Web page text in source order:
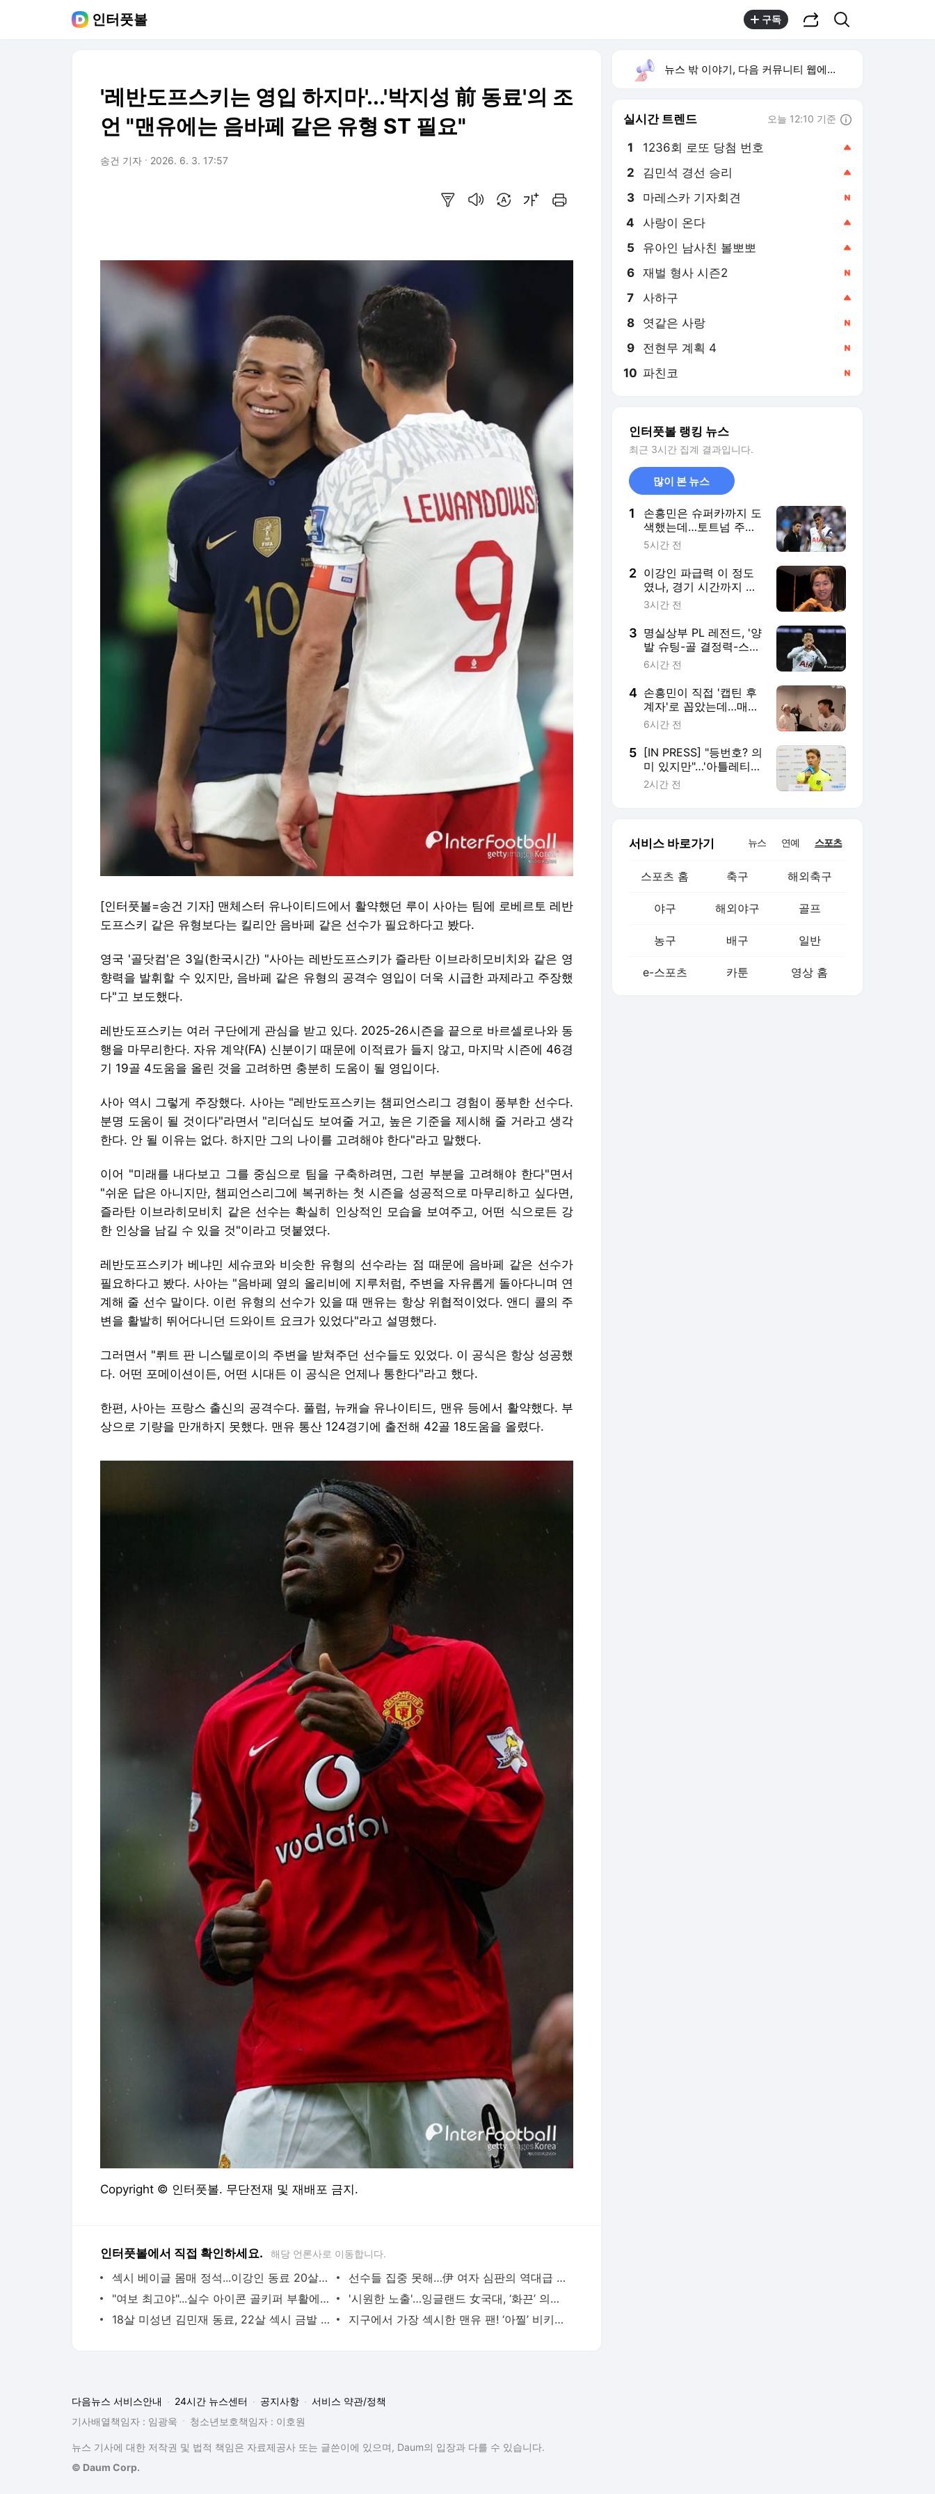
인터풋볼 구독
'레반도프스키는 영입 하지마'...'박지성 前 동료'의 조
언 "맨유에는 음바페 같은 유형 ST 필요"
송건 기자 2026. 6. 3. 17:57
[인터풋볼=송건 기자] 맨체스터 유나이티드에서 활약했던 루이 사아는 팀에 로베르토 레반
도프스키 같은 유형보다는 킬리안 음바페 같은 선수가 필요하다고 봤다.
영국 '골닷컴'은 3일(한국시간) "사아는 레반도프스키가 즐라탄 이브라히모비치와 같은 영
향력을 발휘할 수 있지만, 음바페 같은 유형의 공격수 영입이 더욱 시급한 과제라고 주장했
다"고 보도했다.
레반도프스키는 여러 구단에게 관심을 받고 있다. 2025-26시즌을 끝으로 바르셀로나와 동
행을 마무리한다. 자유 계약(FA) 신분이기 때문에 이적료가 들지 않고, 마지막 시즌에 46경
기 19골 4도움을 올린 것을 고려하면 충분히 도움이 될 영입이다.
사아 역시 그렇게 주장했다. 사아는 "레반도프스키는 챔피언스리그 경험이 풍부한 선수다.
분명 도움이 될 것이다"라면서 "리더십도 보여줄 거고, 높은 기준을 제시해 줄 거라고 생각
한다. 안 될 이유는 없다. 하지만 그의 나이를 고려해야 한다"라고 말했다.
이어 "미래를 내다보고 그를 중심으로 팀을 구축하려면, 그런 부분을 고려해야 한다"면서
"쉬운 답은 아니지만, 챔피언스리그에 복귀하는 첫 시즌을 성공적으로 마무리하고 싶다면,
즐라탄 이브라히모비치 같은 선수는 확실히 인상적인 모습을 보여주고, 어떤 식으로든 강
한 인상을 남길 수 있을 것"이라고 덧붙였다.
레반도프스키가 베냐민 세슈코와 비슷한 유형의 선수라는 점 때문에 음바페 같은 선수가
필요하다고 봤다. 사아는 "음바페 옆의 올리비에 지루처럼, 주변을 자유롭게 돌아다니며 연
계해 줄 선수 말이다. 이런 유형의 선수가 있을 때 맨유는 항상 위협적이었다. 앤디 콜의 주
변을 활발히 뛰어다니던 드와이트 요크가 있었다"라고 설명했다.
그러면서 "뤼트 판 니스텔로이의 주변을 받쳐주던 선수들도 있었다. 이 공식은 항상 성공했
다. 어떤 포메이션이든, 어떤 시대든 이 공식은 언제나 통한다"라고 했다.
한편, 사아는 프랑스 출신의 공격수다. 풀럼, 뉴캐슬 유나이티드, 맨유 등에서 활약했다. 부
상으로 기량을 만개하지 못했다. 맨유 통산 124경기에 출전해 42골 18도움을 올렸다.
Copyright © 인터풋볼. 무단전재 및 재배포 금지.
인터풋볼에서 직접 확인하세요. 해당 언론사로 이동합니다.
섹시 베이글 몸매 정석...이강인 동료 20살 애인 화제, 배우는 다르네 - 인터풋볼
선수들 집중 못해…伊 여자 심판의 역대급 ‘민망’ 비키니 - 인터풋볼
"여보 최고야"...실수 아이콘 골키퍼 부활에 섹시 리포터의 메시지 - 인터풋볼
'시원한 노출'…잉글랜드 女국대, ‘화끈’ 의상으로 화제 - 인터풋볼
18살 미성년 김민재 동료, 22살 섹시 금발 미녀와 충격 연애 - 인터풋볼
지구에서 가장 섹시한 맨유 팬! ‘아찔’ 비키니 셀카 화제 - 인터풋볼
뉴스 밖 이야기, 다음 커뮤니티 웹에서 보기
실시간 트렌드 오늘 12:10 기준
1 1236회 로또 당첨 번호
2 김민석 경선 승리
3 마레스카 기자회견
4 사랑이 온다
5 유아인 남사친 볼뽀뽀
6 재벌 형사 시즌2
7 사하구
8 엿같은 사랑
9 전현무 계획 4
10 파친코
인터풋볼 랭킹 뉴스
최근 3시간 집계 결과입니다.
많이 본 뉴스
1
손흥민은 슈퍼카까지 도
색했는데…토트넘 주장
로메로, '북런던 라이벌'
르테타가 강하게 영입
밀어붙이는 중"
5시간 전
2 이강인 파급력 이 정도
였나, 경기 시간까지 바
꾼다…ATM, 韓 팬 위해
팬들은 "처음엔 달갑지
않았다"
3시간 전
3 명실상부 PL 레전드, '양
발 슈팅-골 결정력-스피
드'로 유명했는데 드리
최근 10시즌 돌파 성공
전체 10위
6시간 전
4 손흥민이 직접 '캡틴 후
계자'로 꼽았는데…매디
슨, 새 시즌 앞두고 고관
상태 관리, 개막전 명단
포함 기대
6시간 전
5
[IN PRESS] "등번호? 의
미 있지만"…'아틀레티코
마드리드 7번' 이강인
2시간 전
서비스 바로가기 뉴스 연예 스포츠
스포츠 홈 축구 해외축구
야구 해외야구 골프
농구 배구 일반
e-스포츠 카툰 영상 홈
다음뉴스 서비스안내 24시간 뉴스센터 공지사항
서비스 약관/정책
기사배열책임자 : 임광욱
청소년보호책임자 : 이호원
뉴스 기사에 대한 저작권 및 법적 책임은 자료제공사 또는 글쓴이에 있으며, Daum의 입장과 다를 수 있습니다.
© Daum Corp.